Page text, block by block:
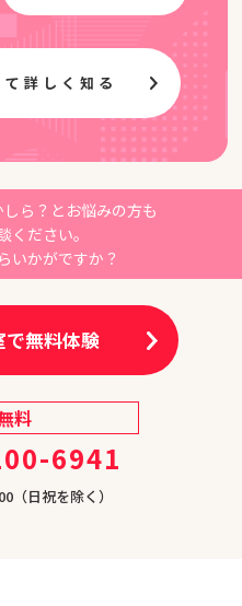
詳しく知る
ら？とお悩みの方も
ください。
いかがですか？
で無料体験
料
6941
（日祝を除く）